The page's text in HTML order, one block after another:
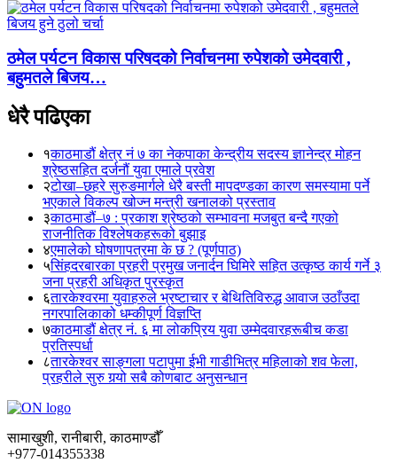
ठमेल पर्यटन विकास परिषदको निर्वाचनमा रुपेशको उमेदवारी ,
बहुमतले बिजय…
धेरै पढिएका
१काठमाडौं क्षेत्र नं ७ का नेकपाका केन्द्रीय सदस्य ज्ञानेन्द्र मोहन
श्रेष्ठसहित दर्जनौं युवा एमाले प्रवेश
२टोखा–छहरे सुरुङमार्गले धेरै बस्ती मापदण्डका कारण समस्यामा पर्ने
भएकाले विकल्प खोज्न मन्त्री खनालको प्रस्ताव
३काठमाडौं–७ : प्रकाश श्रेष्ठको सम्भावना मजबुत बन्दै गएको
राजनीतिक विश्लेषकहरूको बुझाइ
४एमालेको घोषणापत्रमा के छ ? (पूर्णपाठ)
५सिंहदरबारका प्रहरी प्रमुख जनार्दन घिमिरे सहित उत्कृष्ठ कार्य गर्ने ३
जना प्रहरी अधिकृत पुरस्कृत
६तारकेश्वरमा युवाहरुले भ्रष्टाचार र बेथितिविरुद्ध आवाज उठाँउदा
नगरपालिकाको धम्कीपूर्ण विज्ञप्ति
७काठमाडौं क्षेत्र नं. ६ मा लोकप्रिय युवा उम्मेदवारहरूबीच कडा
प्रतिस्पर्धा
८तारकेश्वर साङ्गला पटापुमा ईभी गाडीभित्र महिलाको शव फेला,
प्रहरीले सुरु गर्‍यो सबै कोणबाट अनुसन्धान
सामाखुशी, रानीबारी, काठमाण्डौँ
+977-014355338